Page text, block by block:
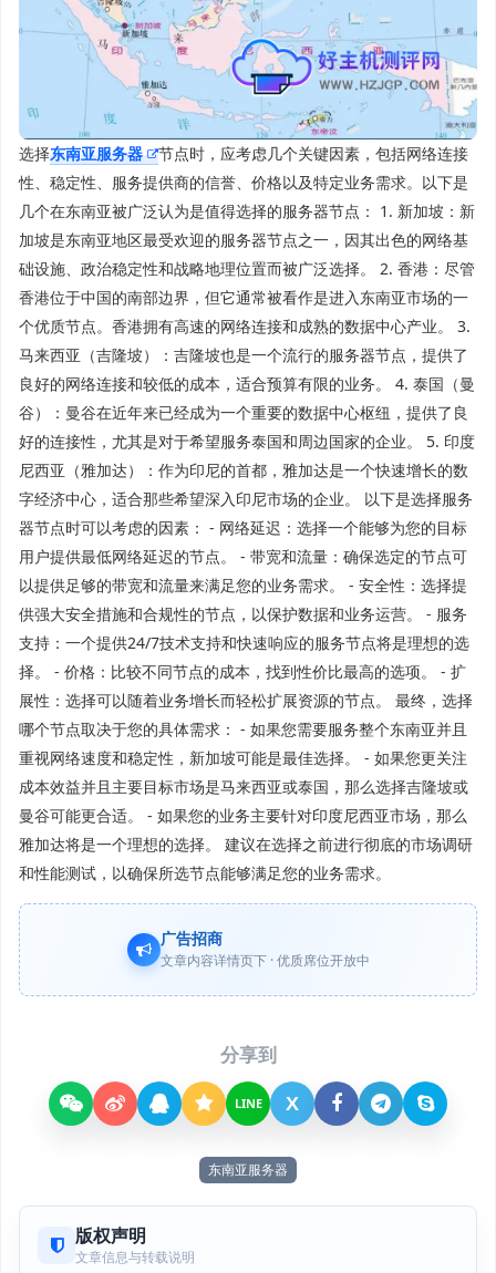
选择东南亚服务器
节点时，应考虑几个关键因素，包括网络连接
性、稳定性、服务提供商的信誉、价格以及特定业务需求。以下是
几个在东南亚被广泛认为是值得选择的服务器节点： 1. 新加坡：新
加坡是东南亚地区最受欢迎的服务器节点之一，因其出色的网络基
础设施、政治稳定性和战略地理位置而被广泛选择。 2. 香港：尽管
香港位于中国的南部边界，但它通常被看作是进入东南亚市场的一
个优质节点。香港拥有高速的网络连接和成熟的数据中心产业。 3.
马来西亚（吉隆坡）：吉隆坡也是一个流行的服务器节点，提供了
良好的网络连接和较低的成本，适合预算有限的业务。 4. 泰国（曼
谷）：曼谷在近年来已经成为一个重要的数据中心枢纽，提供了良
好的连接性，尤其是对于希望服务泰国和周边国家的企业。 5. 印度
尼西亚（雅加达）：作为印尼的首都，雅加达是一个快速增长的数
字经济中心，适合那些希望深入印尼市场的企业。 以下是选择服务
器节点时可以考虑的因素： - 网络延迟：选择一个能够为您的目标
用户提供最低网络延迟的节点。 - 带宽和流量：确保选定的节点可
以提供足够的带宽和流量来满足您的业务需求。 - 安全性：选择提
供强大安全措施和合规性的节点，以保护数据和业务运营。 - 服务
支持：一个提供24/7技术支持和快速响应的服务节点将是理想的选
择。 - 价格：比较不同节点的成本，找到性价比最高的选项。 - 扩
展性：选择可以随着业务增长而轻松扩展资源的节点。 最终，选择
哪个节点取决于您的具体需求： - 如果您需要服务整个东南亚并且
重视网络速度和稳定性，新加坡可能是最佳选择。 - 如果您更关注
成本效益并且主要目标市场是马来西亚或泰国，那么选择吉隆坡或
曼谷可能更合适。 - 如果您的业务主要针对印度尼西亚市场，那么
雅加达将是一个理想的选择。 建议在选择之前进行彻底的市场调研
和性能测试，以确保所选节点能够满足您的业务需求。
广告招商
文章内容详情页下 · 优质席位开放中
分享到
LINE X
东南亚服务器
版权声明
文章信息与转载说明